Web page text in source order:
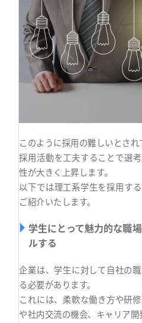
このように採用の難しいとされ
採用活動を工夫することで選
性が大きく上昇します。
以下では理工系学生を採用す
ご紹介いたします。
学生にとって魅力的な職
ルする
企業は、学生に対して自社の
る必要があります。
これには、柔軟な働き方や研
や社内交流の機会、キャリア開